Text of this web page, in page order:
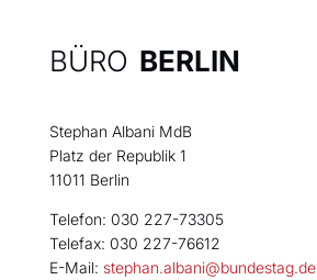
BÜRO BERLIN
Stephan Albani MdB
Platz der Republik 1
11011 Berlin
Telefon: 030 227-73305
Telefax: 030 227-76612
E-Mail: stephan.albani@bundestag.de